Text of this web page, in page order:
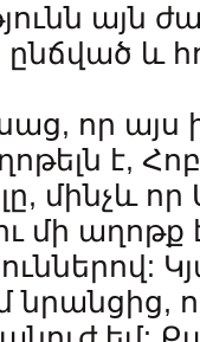
այն
ընճված և
որ այս
է,
մինչև
մի աղոթք